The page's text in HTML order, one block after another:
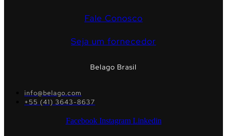
Fale Conosco
Seja um fornecedor
Belago Brasil
info@belago.com
+55 (41) 3643-8637
Facebook Instagram Linkedin